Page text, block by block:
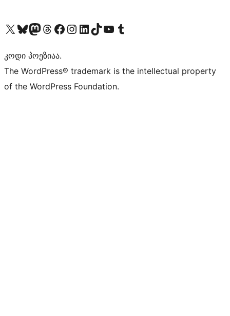
Visit our X (formerly Twitter) account
Visit our Bluesky account
Visit our Mastodon account
Visit our Threads account
Visit our Facebook page
Visit our Instagram account
Visit our LinkedIn account
Visit our TikTok account
Visit our YouTube channel
Visit our Tumblr account
კოდი პოეზიაა.
The WordPress® trademark is the intellectual property
of the WordPress Foundation.